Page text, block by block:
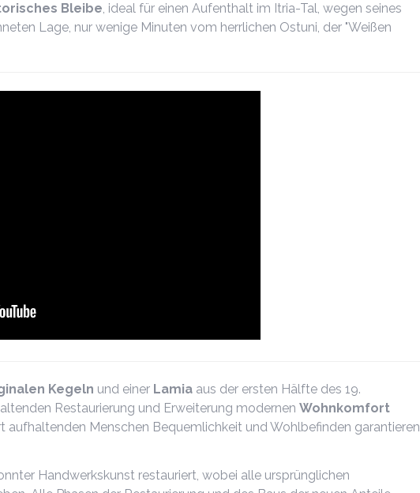
Bleibe, ideal für einen Aufenthalt im Itria-Tal, wegen seines
Lage, nur wenige Minuten vom herrlichen Ostuni, der "Weißen
Kegeln und einer Lamia aus der ersten Hälfte des 19.
Restaurierung und Erweiterung modernen Wohnkomfort
aufhaltenden Menschen Bequemlichkeit und Wohlbefinden garantieren
Handwerkskunst restauriert, wobei alle ursprünglichen